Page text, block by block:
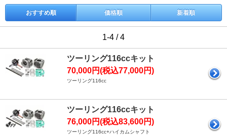
おすすめ順 価格順 新着順
1-4 / 4
ツーリング116ccキット
70,000円(税込77,000円)
ツーリング116cc
ツーリング116ccキット
76,000円(税込83,600円)
ツーリング116cc+ハイカムシャフト